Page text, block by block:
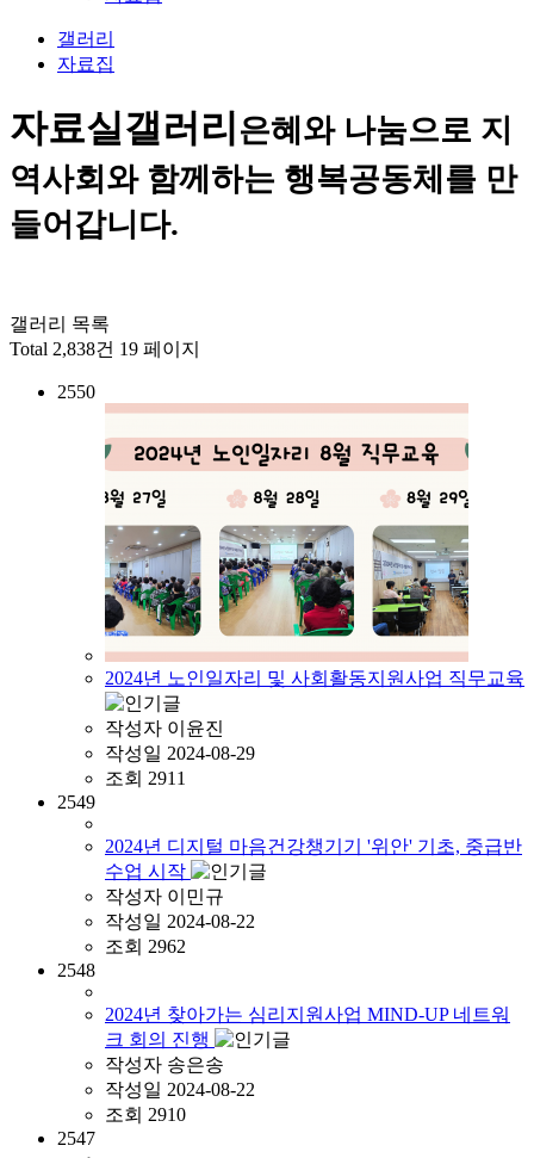
갤러리
자료집
자료실갤러리은혜와 나눔으로 지
역사회와 함께하는 행복공동체를 만
들어갑니다.
갤러리 목록
Total 2,838건 19 페이지
2550
2024년 노인일자리 및 사회활동지원사업 직무교육
작성자 이윤진
작성일 2024-08-29
조회 2911
2549
2024년 디지털 마음건강챙기기 '위안' 기초, 중급반
수업 시작
작성자 이민규
작성일 2024-08-22
조회 2962
2548
2024년 찾아가는 심리지원사업 MIND-UP 네트워
크 회의 진행
작성자 송은송
작성일 2024-08-22
조회 2910
2547